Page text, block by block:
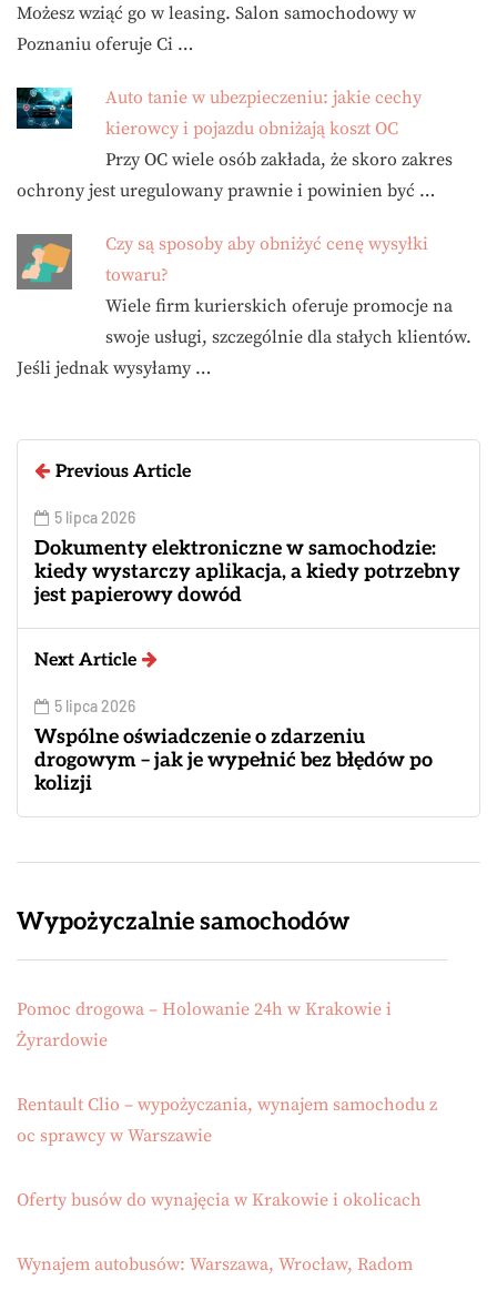
Możesz wziąć go w leasing. Salon samochodowy w
Poznaniu oferuje Ci …
Auto tanie w ubezpieczeniu: jakie cechy
kierowcy i pojazdu obniżają koszt OC
Przy OC wiele osób zakłada, że skoro zakres
ochrony jest uregulowany prawnie i powinien być …
Czy są sposoby aby obniżyć cenę wysyłki
towaru?
Wiele firm kurierskich oferuje promocje na
swoje usługi, szczególnie dla stałych klientów.
Jeśli jednak wysyłamy …
Previous Article
5 lipca 2026
Dokumenty elektroniczne w samochodzie:
kiedy wystarczy aplikacja, a kiedy potrzebny
jest papierowy dowód
Next Article
5 lipca 2026
Wspólne oświadczenie o zdarzeniu
drogowym – jak je wypełnić bez błędów po
kolizji
Wypożyczalnie samochodów
Pomoc drogowa – Holowanie 24h w Krakowie i
Żyrardowie
Rentault Clio – wypożyczania, wynajem samochodu z
oc sprawcy w Warszawie
Oferty busów do wynajęcia w Krakowie i okolicach
Wynajem autobusów: Warszawa, Wrocław, Radom